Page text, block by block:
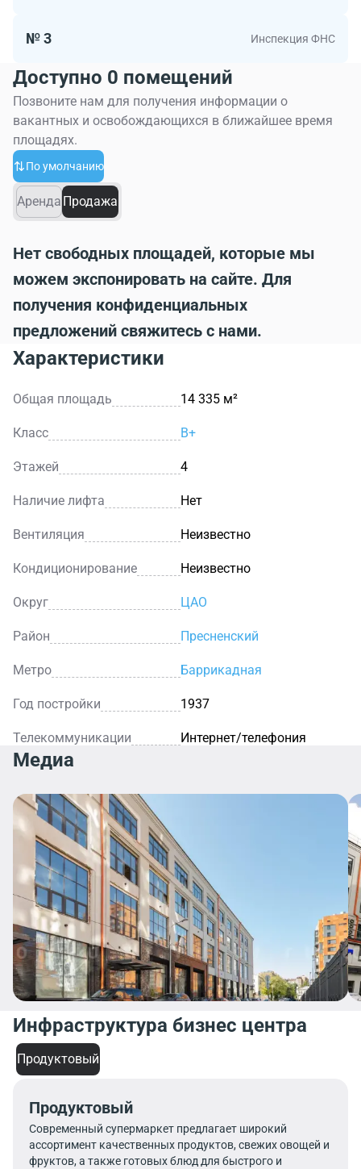
№ 3 Инспекция ФНС
Доступно 0 помещений
Позвоните нам для получения информации о
вакантных и освобождающихся в ближайшее время
площадях.
По умолчанию
Аренда Продажа
Нет свободных площадей, которые мы
можем экспонировать на сайте. Для
получения конфиденциальных
предложений свяжитесь с нами.
Характеристики
Общая площадь 14 335 м²
Класс B+
Этажей 4
Наличие лифта Нет
Вентиляция Неизвестно
Кондиционирование Неизвестно
Округ ЦАО
Район Пресненский
Метро Баррикадная
Год постройки 1937
Телекоммуникации Интернет/телефония
Медиа
Инфраструктура бизнес центра
Продуктовый
Продуктовый
Современный супермаркет предлагает широкий
ассортимент качественных продуктов, свежих овощей и
фруктов, а также готовых блюд для быстрого и